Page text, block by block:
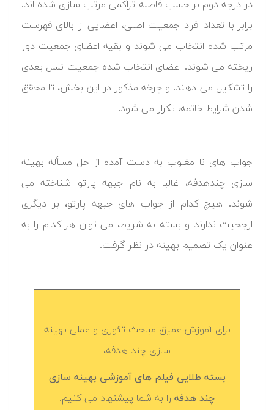
در درجه دوم بر حسب فاصله تراکمی مرتب سازی شده اند.
برابر با تعداد افراد جمعیت اصلی، اعضایی از بالای فهرست
مرتب شده انتخاب می شوند و بقیه اعضای جمعیت دور
ریخته می شوند. اعضای انتخاب شده جمعیت نسل بعدی
را تشکیل می دهند. و چرخه مذکور در این بخش، تا محقق
شدن شرایط خاتمه، تکرار می شود.
جواب های نا مغلوب به دست آمده از حل مسأله بهینه
سازی چندهدفه، غالبا به نام جبهه پارتو شناخته می
شوند. هیچ کدام از جواب های جبهه پارتو، بر دیگری
ارجحیت ندارند و بسته به شرایط، می توان هر کدام را به
عنوان یک تصمیم بهینه در نظر گرفت.
برای آموزش عمیق مباحث تئوری و عملی بهینه
سازی چند هدفه،
بسته طلایی فیلم های آموزشی بهینه سازی
چند هدفه را به شما پیشنهاد می کنیم.